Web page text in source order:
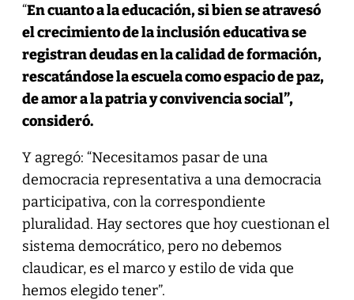
“En cuanto a la educación, si bien se atravesó
el crecimiento de la inclusión educativa se
registran deudas en la calidad de formación,
rescatándose la escuela como espacio de paz,
de amor a la patria y convivencia social”,
consideró.
Y agregó: “Necesitamos pasar de una
democracia representativa a una democracia
participativa, con la correspondiente
pluralidad. Hay sectores que hoy cuestionan el
sistema democrático, pero no debemos
claudicar, es el marco y estilo de vida que
hemos elegido tener”.